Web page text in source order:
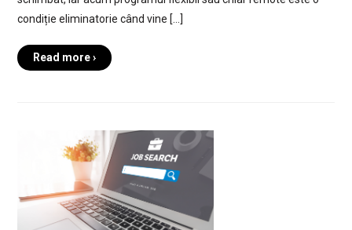
condiție eliminatorie când vine […]
Read more ›